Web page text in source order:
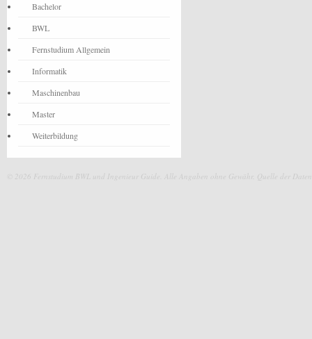
Bachelor
BWL
Fernstudium Allgemein
Informatik
Maschinenbau
Master
Weiterbildung
© 2026 Fernstudium BWL und Ingenieur Guide. Alle Angaben ohne Gewähr. Quelle der